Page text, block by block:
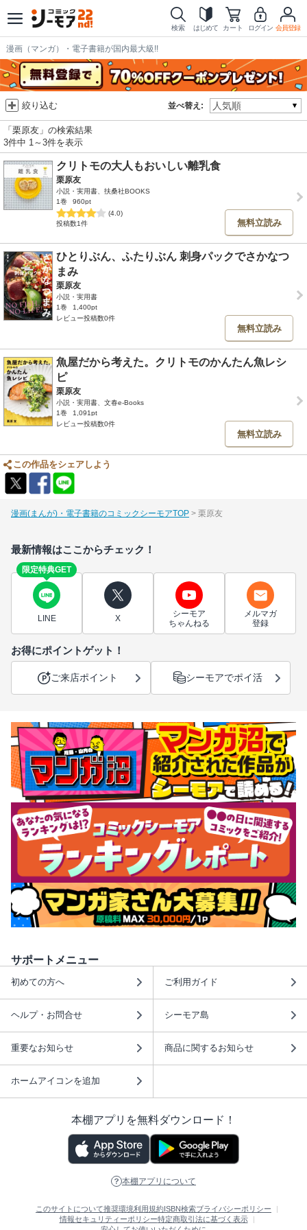
検索 はじめて カート ログイン 会員登録
漫画（マンガ）・電子書籍が国内最大級!!
並べ替え:
絞り込む
「栗原友」の検索結果
3件中 1～3件を表示
クリトモの大人もおいしい離乳食
栗原友
小説・実用書、扶桑社BOOKS
1巻
960pt
(4.0)
投稿数1件
無料立読み
ひとりぶん、ふたりぶん 刺身パックでさかなつ
まみ
栗原友
小説・実用書
1巻
1,400pt
レビュー投稿数0件
無料立読み
魚屋だから考えた。クリトモのかんたん魚レシ
ピ
栗原友
小説・実用書、文春e-Books
1巻
1,091pt
レビュー投稿数0件
無料立読み
この作品をシェアしよう
漫画(まんが)・電子書籍のコミックシーモアTOP 栗原友
最新情報はここからチェック！
限定特典GET
LINE X
シーモア
ちゃんねる
メルマガ
登録
お得にポイントゲット！
ご来店ポイント シーモアでポイ活
サポートメニュー
初めての方へ ご利用ガイド
ヘルプ・お問合せ シーモア島
重要なお知らせ 商品に関するお知らせ
ホームアイコンを追加
本棚アプリを無料ダウンロード！
本棚アプリについて
このサイトについて推奨環境利用規約ISBN検索プライバシーポリシー
情報セキュリティーポリシー特定商取引法に基づく表示